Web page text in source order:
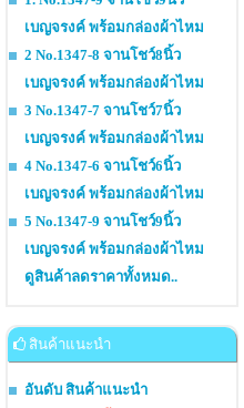
เบญจรงค์ พร้อมกล่องผ้าไหม
2 No.1347-8 จานโชว์8นิ้ว
เบญจรงค์ พร้อมกล่องผ้าไหม
3 No.1347-7 จานโชว์7นิ้ว
เบญจรงค์ พร้อมกล่องผ้าไหม
4 No.1347-6 จานโชว์6นิ้ว
เบญจรงค์ พร้อมกล่องผ้าไหม
5 No.1347-9 จานโชว์9นิ้ว
เบญจรงค์ พร้อมกล่องผ้าไหม
ดูสินค้าลดราคาทั้งหมด..
สินค้าแนะนำ
อันดับ สินค้าแนะนำ